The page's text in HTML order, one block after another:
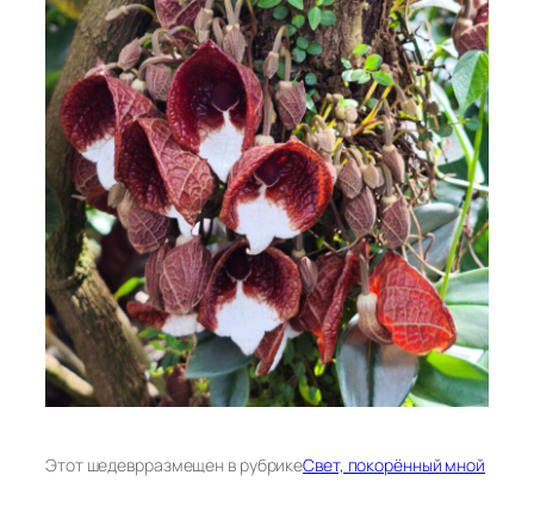
Этот шедеврразмещен в рубрикеСвет, покорённый мной